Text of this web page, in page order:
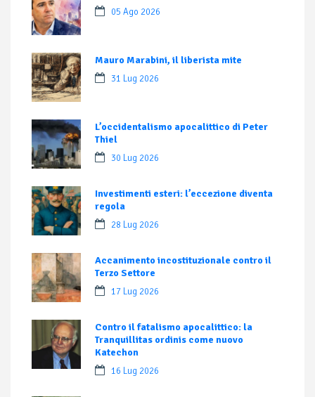
05 Ago 2026
Mauro Marabini, il liberista mite
31 Lug 2026
L’occidentalismo apocalittico di Peter
Thiel
30 Lug 2026
Investimenti esteri: l’eccezione diventa
regola
28 Lug 2026
Accanimento incostituzionale contro il
Terzo Settore
17 Lug 2026
Contro il fatalismo apocalittico: la
Tranquillitas ordinis come nuovo
Katechon
16 Lug 2026